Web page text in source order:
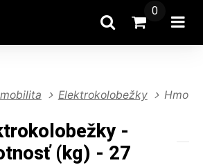
HľadaťPrejsť na
0
Elektrokolobežky
-
(kg) - 27